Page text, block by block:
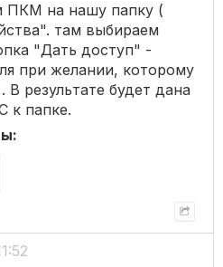
ПКМ на нашу папку (
там выбираем
"Дать доступ" -
при желании, которому
результате будет дана
к папке.